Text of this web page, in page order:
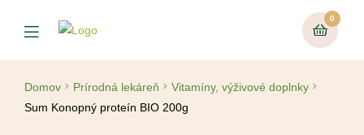
0
Domov Prírodná lekáreň
Vitamíny, výživové doplnky
Sum Konopný proteín BIO 200g